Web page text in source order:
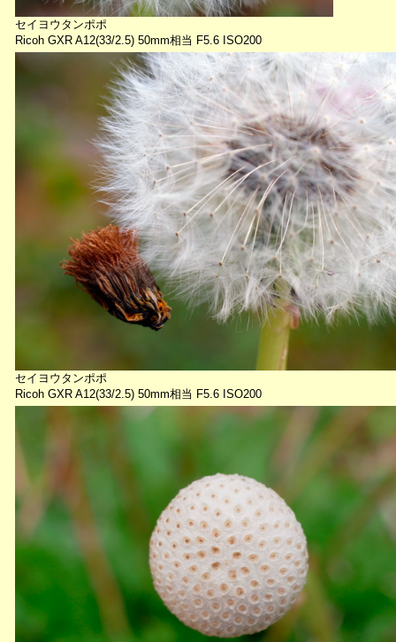
セイヨウタンポポ
Ricoh GXR A12(33/2.5) 50mm相当 F5.6 ISO200
セイヨウタンポポ
Ricoh GXR A12(33/2.5) 50mm相当 F5.6 ISO200